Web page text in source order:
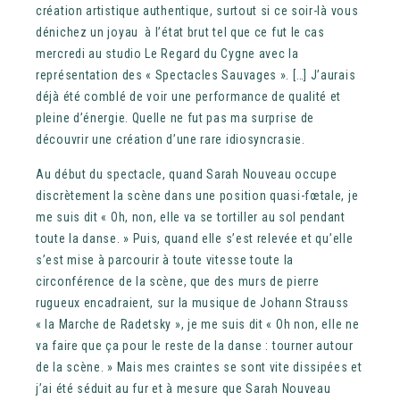
création artistique authentique, surtout si ce soir-là vous
dénichez un joyau à l’état brut tel que ce fut le cas
mercredi au studio Le Regard du Cygne avec la
représentation des « Spectacles Sauvages ». […] J’aurais
déjà été comblé de voir une performance de qualité et
pleine d’énergie. Quelle ne fut pas ma surprise de
découvrir une création d’une rare idiosyncrasie.
Au début du spectacle, quand Sarah Nouveau occupe
discrètement la scène dans une position quasi-fœtale, je
me suis dit « Oh, non, elle va se tortiller au sol pendant
toute la danse. » Puis, quand elle s’est relevée et qu’elle
s’est mise à parcourir à toute vitesse toute la
circonférence de la scène, que des murs de pierre
rugueux encadraient, sur la musique de Johann Strauss
« la Marche de Radetsky », je me suis dit « Oh non, elle ne
va faire que ça pour le reste de la danse : tourner autour
de la scène. » Mais mes craintes se sont vite dissipées et
j’ai été séduit au fur et à mesure que Sarah Nouveau